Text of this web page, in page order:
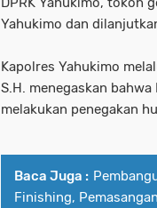
Yahukimo dan
Kapolres Yahukimo
S.H. menegaskan
melakukan penegakan
Baca Juga :
Finishing,